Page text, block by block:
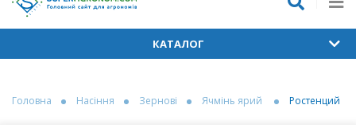
КАТАЛОГ
Головна Насіння Зернові Ячмінь ярий Ростенций